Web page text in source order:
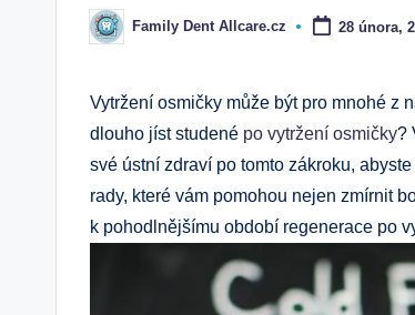
Posted
by
Family Dent Allcare.cz 28 února,
Vytržení osmičky může být pro mnohé z
dlouho jíst studené po vytržení osmičky?
své ústní zdraví po tomto zákroku,
rady, které vám pomohou nejen zmírnit
k pohodlnějšímu období regenerace po